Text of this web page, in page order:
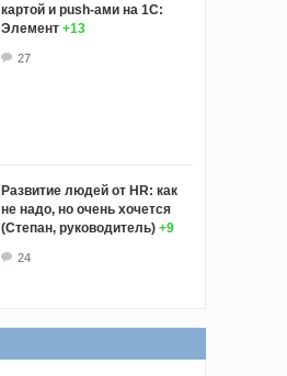
картой и push-ами на 1С:
Элемент +13
27
Развитие людей от HR: как
не надо, но очень хочется
(Степан, руководитель) +9
24